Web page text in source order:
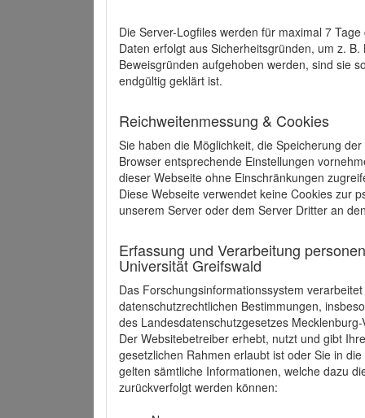
Die Server-Logfiles werden für maximal 7
Daten erfolgt aus Sicherheitsgründen, um z.
Beweisgründen aufgehoben werden, sind sie
endgültig geklärt ist.
Reichweitenmessung & Cookies
Sie haben die Möglichkeit, die Speicherung
Browser entsprechende Einstellungen
dieser Webseite ohne Einschränkungen
Diese Webseite verwendet keine Cookies zur
unserem Server oder dem Server Dritter an
Erfassung und Verarbeitung
Universität Greifswald
Das Forschungsinformationssystem
datenschutzrechtlichen Bestimmungen,
des Landesdatenschutzgesetzes
Der Websitebetreiber erhebt, nutzt und gibt
gesetzlichen Rahmen erlaubt ist oder Sie in
gelten sämtliche Informationen, welche dazu
zurückverfolgt werden können: